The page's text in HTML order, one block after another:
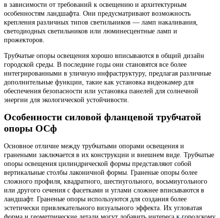
в зависимости от требований к освещению и архитектурным
особенностям ландшафта. Они предусматривают возможность
крепления различных типов светильников — ламп накаливания,
светодиодных светильников или люминесцентные ламп и
прожекторов.
Трубчатые опоры освещения хорошо вписываются в общий дизайн
городской среды. В последние годы они становятся все более
интегрированными в уличную инфраструктуру, предлагая различные
дополнительные функции, такие как установка видеокамер для
обеспечения безопасности или установка панелей для солнечной
энергии для экологической устойчивости.
Особенности силовой фланцевой трубчатой
опоры ОСф
Основное отличие между трубчатыми опорами освещения и
гранеными заключается в их конструкции и внешнем виде. Трубчатые
опоры освещения цилиндрической формы представляют собой
вертикальные столбы лаконичной формы. Граненые опоры более
сложного профиля, квадратного, шестиугольного, восьмиугольного
или другого сечения с фасетками и углами сложнее вписываются в
ландшафт. Граненые опоры используются для создания более
эстетически привлекательного визуального эффекта. Их угловатая